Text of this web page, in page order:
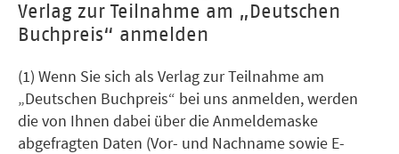
Verlag zur Teilnahme am „Deutschen
Buchpreis“ anmelden
(1) Wenn Sie sich als Verlag zur Teilnahme am
„Deutschen Buchpreis“ bei uns anmelden, werden
die von Ihnen dabei über die Anmeldemaske
abgefragten Daten (Vor- und Nachname sowie E-